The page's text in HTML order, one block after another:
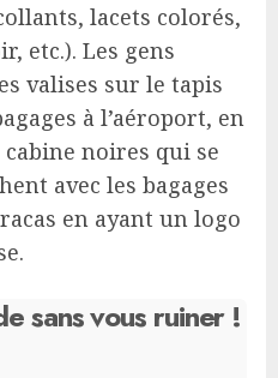
lacets colorés,
etc.). Les gens
valises sur le tapis
à l’aéroport, en
noires qui se
avec les bagages
en ayant un logo
sans vous ruiner !